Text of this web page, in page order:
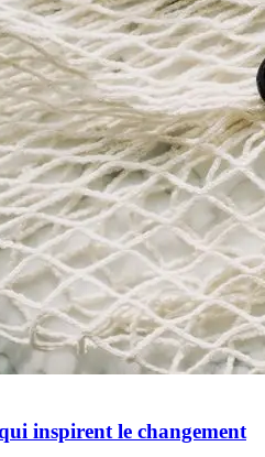
inspirent le changement